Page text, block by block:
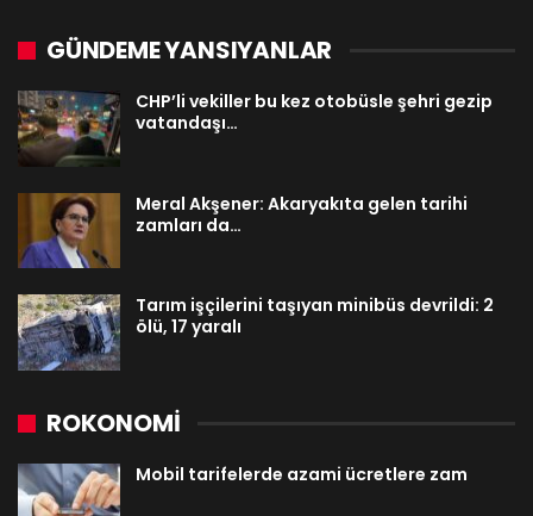
GÜNDEME YANSIYANLAR
CHP’li vekiller bu kez otobüsle şehri gezip
vatandaşı…
Meral Akşener: Akaryakıta gelen tarihi
zamları da…
Tarım işçilerini taşıyan minibüs devrildi: 2
ölü, 17 yaralı
ROKONOMİ
Mobil tarifelerde azami ücretlere zam